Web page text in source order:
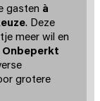
gasten à
. Deze
meer wil en
Onbeperkt
grotere